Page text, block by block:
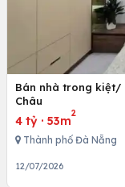
Bán nhà trong kiệt/
Châu
4 tỷ · 53m
2
Thành phố Đà Nẵng
12/07/2026